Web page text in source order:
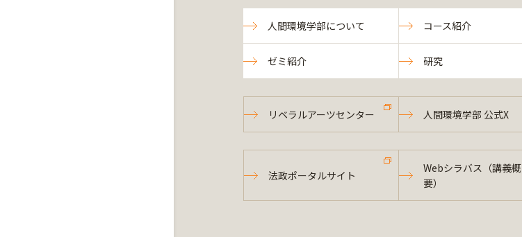
人間環境学部について コース紹介
ゼミ紹介 研究
リベラルアーツセンター 人間環境学部 公式X
法政ポータルサイト
Webシラバス（講義概
要）